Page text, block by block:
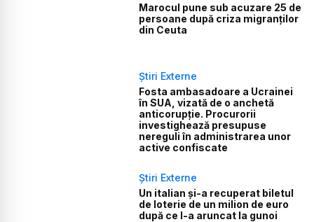
Marocul pune sub acuzare 25 de
persoane după criza migranților
din Ceuta
Știri Externe
Fosta ambasadoare a Ucrainei
în SUA, vizată de o anchetă
anticorupție. Procurorii
investighează presupuse
nereguli în administrarea unor
active confiscate
Știri Externe
Un italian și-a recuperat biletul
de loterie de un milion de euro
după ce l-a aruncat la gunoi